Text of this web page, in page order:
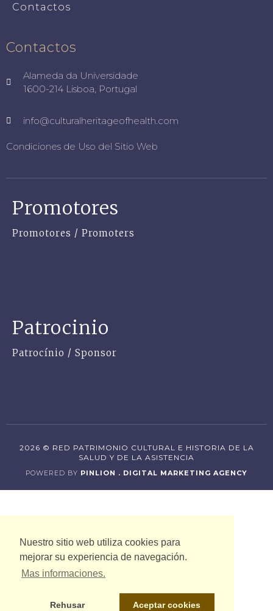
Nuestro sitio web utiliza cookies para
mejorar su experiencia de navegación.
Mas informaciones.
Rehusar Aceptar cookies
Contactos
Contactos
Alameda da Universidade
1600-214 Lisboa, Portugal
info@culturalheritageofhealth.com
Condiciones de Uso del Sitio Web
Promotores
Promotores / Promoters
Patrocinio
Patrocínio / Sponsor
2026 © RED PATRIMONIO CULTURAL E HISTORIA DE LA
SALUD Y DE LA ASISTENCIA
POWERED BY PINLION . DIGITAL MARKETING AGENCY